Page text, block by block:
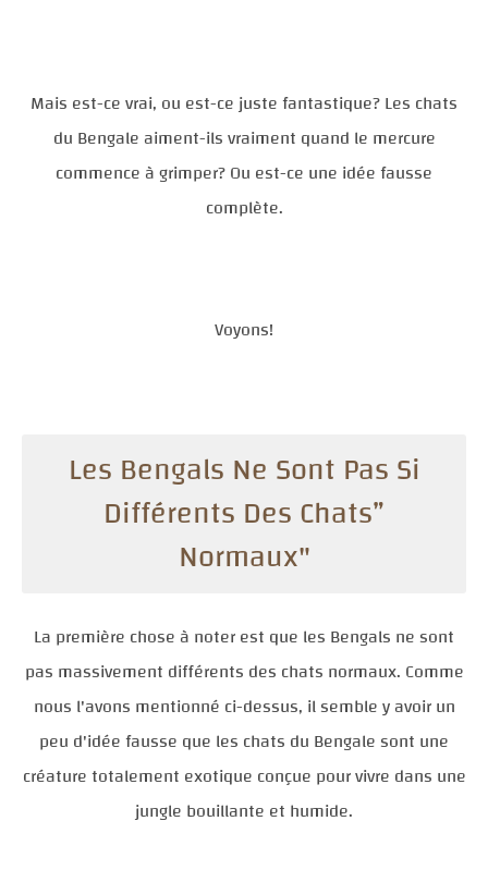
Mais est-ce vrai, ou est-ce juste fantastique? Les chats
du Bengale aiment-ils vraiment quand le mercure
commence à grimper? Ou est-ce une idée fausse
complète.
Voyons!
Les Bengals Ne Sont Pas Si
Différents Des Chats”
Normaux"
La première chose à noter est que les Bengals ne sont
pas massivement différents des chats normaux. Comme
nous l'avons mentionné ci-dessus, il semble y avoir un
peu d'idée fausse que les chats du Bengale sont une
créature totalement exotique conçue pour vivre dans une
jungle bouillante et humide.